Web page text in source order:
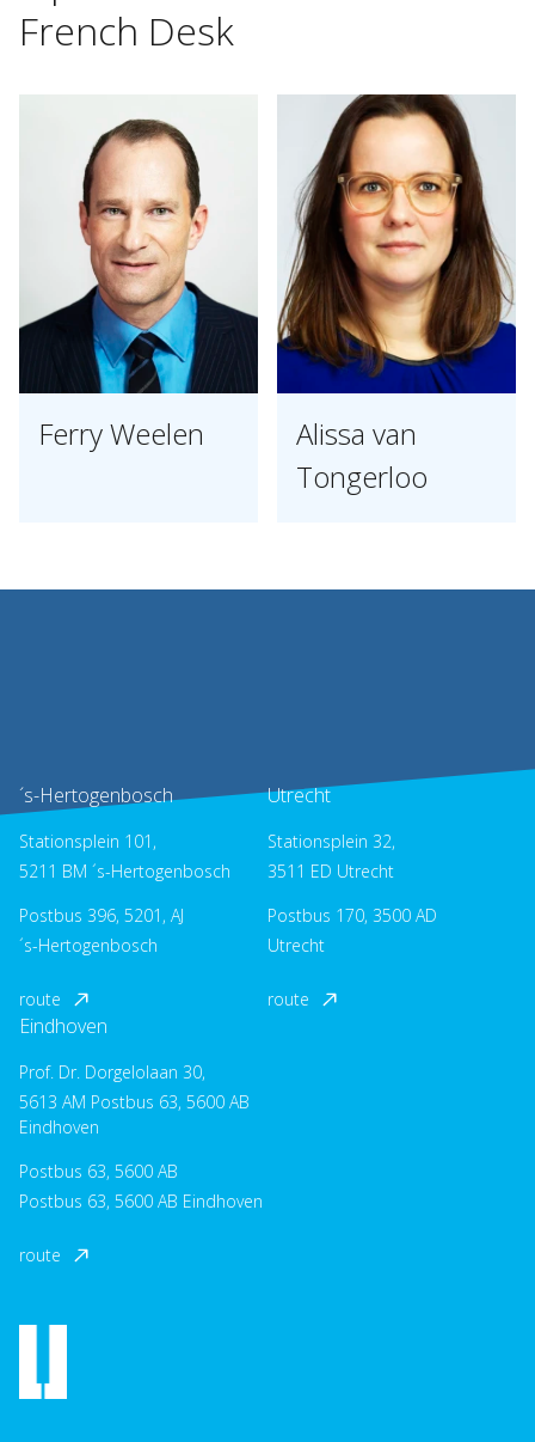
French Desk
Ferry Weelen
Alissa van
Tongerloo
´s-Hertogenbosch
Stationsplein 101,
5211 BM ´s-Hertogenbosch
Postbus 396, 5201, AJ
´s-Hertogenbosch
route
Utrecht
Stationsplein 32,
3511 ED Utrecht
Postbus 170, 3500 AD
Utrecht
route
Eindhoven
Prof. Dr. Dorgelolaan 30,
5613 AM Postbus 63, 5600 AB
Eindhoven
Postbus 63, 5600 AB
Postbus 63, 5600 AB Eindhoven
route